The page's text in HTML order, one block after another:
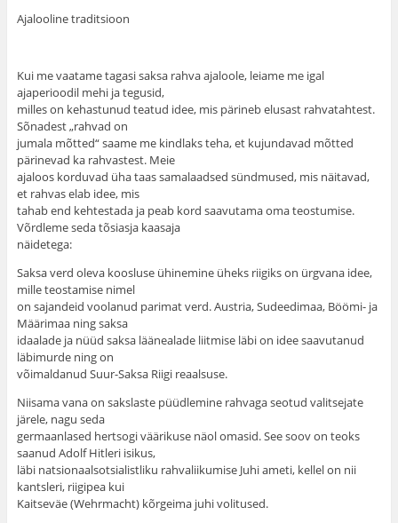
Ajalooline traditsioon
Kui me vaatame tagasi saksa rahva ajaloole, leiame me igal
ajaperioodil mehi ja tegusid,
milles on kehastunud teatud idee, mis pärineb elusast rahvatahtest.
Sõnadest „rahvad on
jumala mõtted“ saame me kindlaks teha, et kujundavad mõtted
pärinevad ka rahvastest. Meie
ajaloos korduvad üha taas samalaadsed sündmused, mis näitavad,
et rahvas elab idee, mis
tahab end kehtestada ja peab kord saavutama oma teostumise.
Võrdleme seda tõsiasja kaasaja
näidetega:
Saksa verd oleva koosluse ühinemine üheks riigiks on ürgvana idee,
mille teostamise nimel
on sajandeid voolanud parimat verd. Austria, Sudeedimaa, Böömi- ja
Määrimaa ning saksa
idaalade ja nüüd saksa läänealade liitmise läbi on idee saavutanud
läbimurde ning on
võimaldanud Suur-Saksa Riigi reaalsuse.
Niisama vana on sakslaste püüdlemine rahvaga seotud valitsejate
järele, nagu seda
germaanlased hertsogi väärikuse näol omasid. See soov on teoks
saanud Adolf Hitleri isikus,
läbi natsionaalsotsialistliku rahvaliikumise Juhi ameti, kellel on nii
kantsleri, riigipea kui
Kaitseväe (Wehrmacht) kõrgeima juhi volitused.